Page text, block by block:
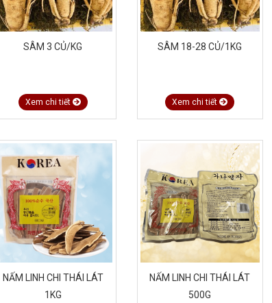
SÂM 3 CỦ/KG
Xem chi tiết
SÂM 18-28 CỦ/1KG
Xem chi tiết
NẤM LINH CHI THÁI LÁT
1KG
NẤM LINH CHI THÁI LÁT
500G